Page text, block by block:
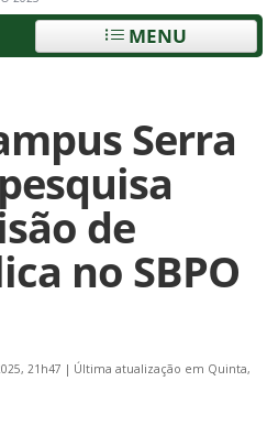
MENU
Serra
de
no SBPO
21h47 | Última atualização em Quinta,